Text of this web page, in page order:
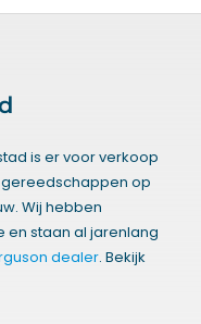
is er voor verkoop
op
Wij hebben
en staan al jarenlang
dealer. Bekijk